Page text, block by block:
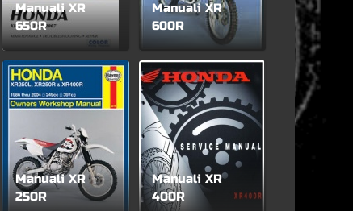
Manuali XR
650R
Manuali XR
600R
Manuali XR
250R
Manuali XR
400R